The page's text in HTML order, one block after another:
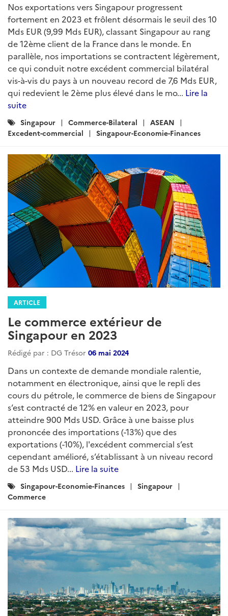
Nos exportations vers Singapour progressent
fortement en 2023 et frôlent désormais le seuil des 10
Mds EUR (9,99 Mds EUR), classant Singapour au rang
de 12ème client de la France dans le monde. En
parallèle, nos importations se contractent légèrement,
ce qui conduit notre excédent commercial bilatéral
vis-à-vis du pays à un nouveau record de 7,6 Mds EUR,
qui redevient le 2ème plus élevé dans le mo... Lire la
suite
Catégories
:
Singapour Commerce-Bilateral
ASEAN
Excedent-commercial
Singapour-Economie-Finances
ARTICLE
Le commerce extérieur de
Singapour en 2023
Rédigé par : DG Trésor 06 mai 2024
Dans un contexte de demande mondiale ralentie,
notamment en électronique, ainsi que le repli des
cours du pétrole, le commerce de biens de Singapour
s’est contracté de 12% en valeur en 2023, pour
atteindre 900 Mds USD. Grâce à une baisse plus
prononcée des importations (-13%) que des
exportations (-10%), l'excédent commercial s’est
cependant amélioré, s’établissant à un niveau record
de 53 Mds USD... Lire la suite
Catégories
:
Singapour-Economie-Finances
Singapour
Commerce